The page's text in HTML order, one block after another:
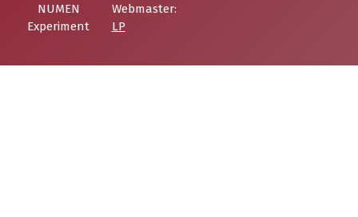
NUMEN
Experiment
Webmaster:
LP